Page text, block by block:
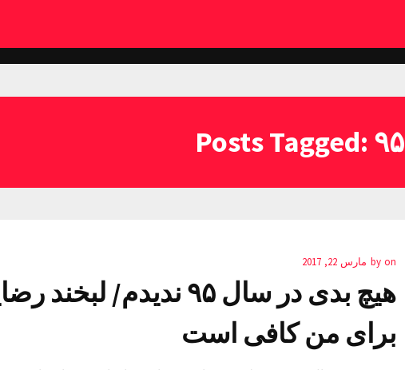
Posts Tagged: ۹۵
by on مارس 22, 2017
هیچ بدی در سال ۹۵
برای من کافی است